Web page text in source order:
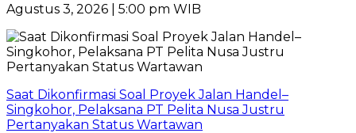
Agustus 3, 2026 | 5:00 pm WIB
Saat Dikonfirmasi Soal Proyek Jalan Handel–
Singkohor, Pelaksana PT Pelita Nusa Justru
Pertanyakan Status Wartawan